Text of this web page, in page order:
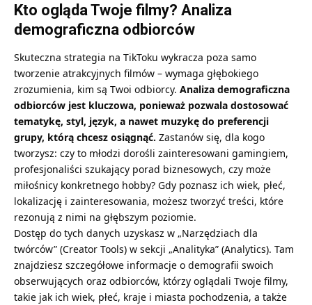
Kto ogląda Twoje filmy? Analiza
demograficzna odbiorców
Skuteczna strategia na TikToku wykracza poza samo
tworzenie atrakcyjnych filmów – wymaga głębokiego
zrozumienia, kim są Twoi odbiorcy. Analiza demograficzna
odbiorców jest kluczowa, ponieważ pozwala dostosować
tematykę, styl, język, a nawet muzykę do preferencji
grupy, którą chcesz osiągnąć. Zastanów się, dla kogo
tworzysz: czy to młodzi dorośli zainteresowani gamingiem,
profesjonaliści szukający porad biznesowych, czy może
miłośnicy konkretnego hobby? Gdy poznasz ich wiek, płeć,
lokalizację i zainteresowania, możesz tworzyć treści, które
rezonują z nimi na głębszym poziomie.
Dostęp do tych danych uzyskasz w „Narzędziach dla
twórców” (Creator Tools) w sekcji „Analityka” (Analytics). Tam
znajdziesz szczegółowe informacje o demografii swoich
obserwujących oraz odbiorców, którzy oglądali Twoje filmy,
takie jak ich wiek, płeć, kraje i miasta pochodzenia, a także